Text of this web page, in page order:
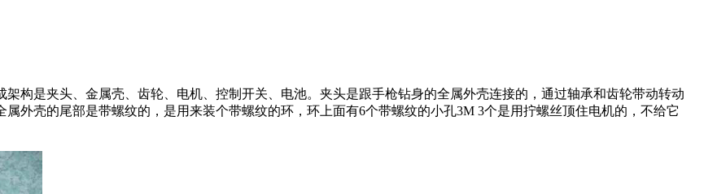
构是夹头、金属壳、齿轮、电机、控制开关、电池。夹头是跟手枪钻身的全属外壳连接的，通过轴承和齿轮带动转动
外壳的尾部是带螺纹的，是用来装个带螺纹的环，环上面有6个带螺纹的小孔3M 3个是用拧螺丝顶住电机的，不给它